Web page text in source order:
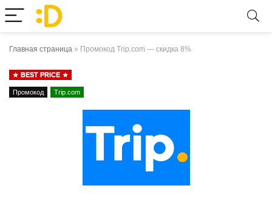
Главная страница » Промокод Trip.com — скидка 8%
BEST PRICE
Промокод Trip.com